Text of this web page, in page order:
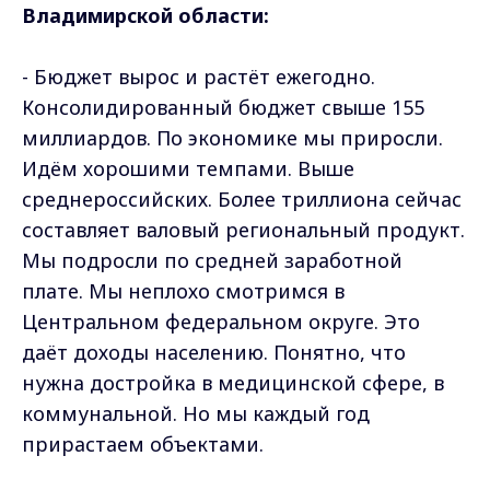
Владимирской области:
- Бюджет вырос и растёт ежегодно.
Консолидированный бюджет свыше 155
миллиардов. По экономике мы приросли.
Идём хорошими темпами. Выше
среднероссийских. Более триллиона сейчас
составляет валовый региональный продукт.
Мы подросли по средней заработной
плате. Мы неплохо смотримся в
Центральном федеральном округе. Это
даёт доходы населению. Понятно, что
нужна достройка в медицинской сфере, в
коммунальной. Но мы каждый год
прирастаем объектами.